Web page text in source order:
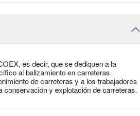
es decir, que se dediquen a la
al balizamiento en carreteras.
de carreteras y a los trabajadores
conservación y explotación de carreteras.